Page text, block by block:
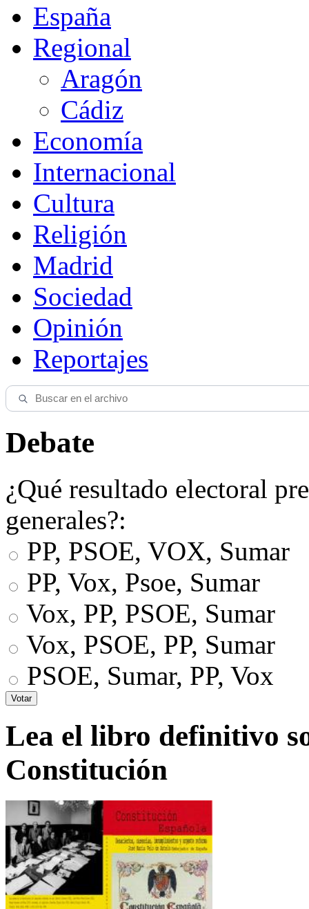
España
Regional
Aragón
Cádiz
Economía
Internacional
Cultura
Religión
Madrid
Sociedad
Opinión
Reportajes
Debate
¿Qué resultado electoral
generales?:
PP, PSOE, VOX, Sumar
PP, Vox, Psoe, Sumar
Vox, PP, PSOE, Sumar
Vox, PSOE, PP, Sumar
PSOE, Sumar, PP, Vox
Lea el libro definitivo
Constitución